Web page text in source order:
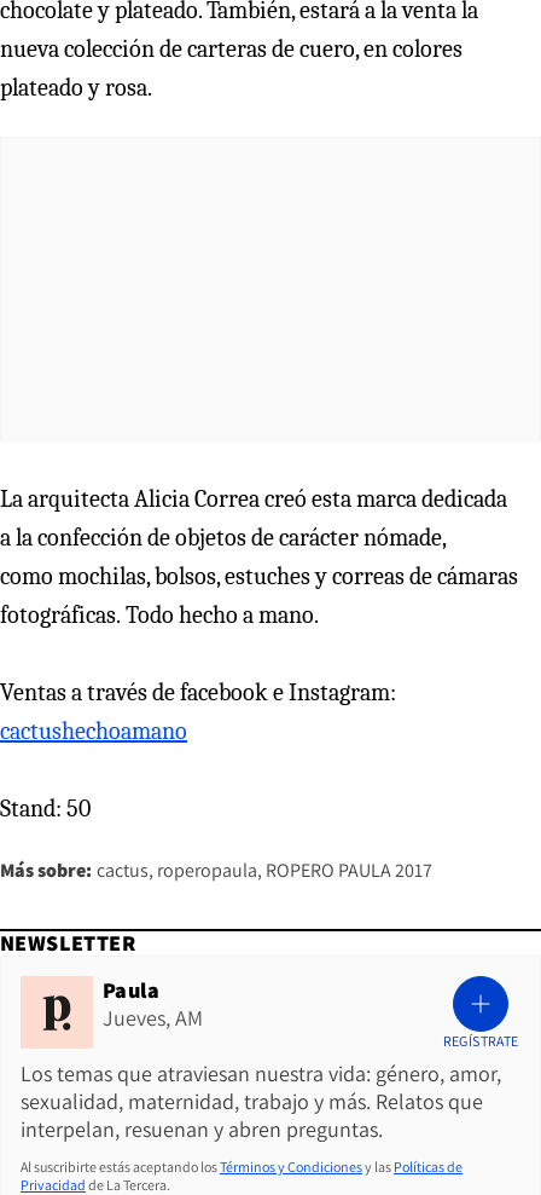
chocolate y plateado. También, estará a la venta la
nueva colección de carteras de cuero, en colores
plateado y rosa.
La arquitecta Alicia Correa creó esta marca dedicada
a la confección de objetos de carácter nómade,
como mochilas, bolsos, estuches y correas de cámaras
fotográficas. Todo hecho a mano.
Ventas a través de facebook e Instagram:
cactushechoamano
Stand: 50
Más sobre: cactus roperopaula ROPERO PAULA 2017
NEWSLETTER
Paula
Jueves, AM
Los temas que atraviesan nuestra vida: género, amor,
sexualidad, maternidad, trabajo y más. Relatos que
interpelan, resuenan y abren preguntas.
REGÍSTRATE
Al suscribirte estás aceptando losTérminos y Condicionesy las Políticas de
Privacidad de La Tercera.